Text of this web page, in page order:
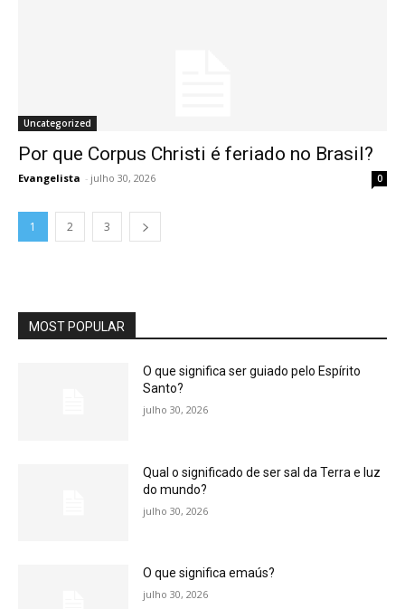
Uncategorized
Por que Corpus Christi é feriado no Brasil?
Evangelista - julho 30, 2026 0
1 2 3
MOST POPULAR
O que significa ser guiado pelo Espírito
Santo?
julho 30, 2026
Qual o significado de ser sal da Terra e luz
do mundo?
julho 30, 2026
O que significa emaús?
julho 30, 2026